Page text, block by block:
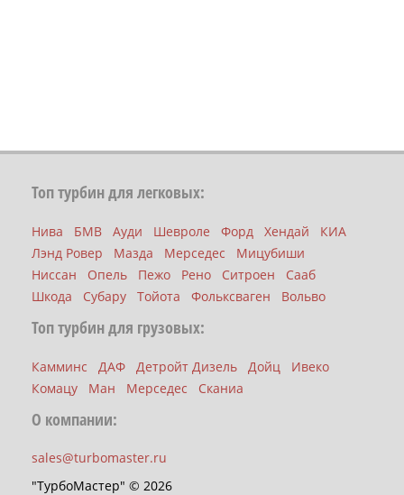
Топ турбин для легковых:
Нива БМВ Ауди Шевроле Форд Хендай
КИА
Лэнд Ровер
Мазда Мерседес
Мицубиши
Ниссан
Опель Пежо Рено Ситроен
Сааб
Шкода
Субару Тойота Фольксваген Вольво
Топ турбин для грузовых:
Камминс ДАФ Детройт Дизель Дойц
Ивеко
Комацу
Ман Мерседес Сканиа
О компании:
sales@turbomaster.ru
"ТурбоМастер" © 2026